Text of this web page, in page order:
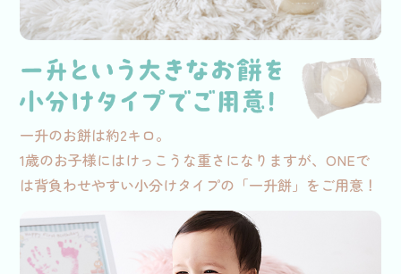
一升のお餅は約2キロ。
1歳のお子様にはけっこうな重さになりますが、ONEで
は背負わせやすい小分けタイプの「一升餅」をご用意！